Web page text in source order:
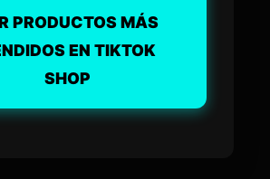
PRODUCTOS MÁS
EN TIKTOK
SHOP